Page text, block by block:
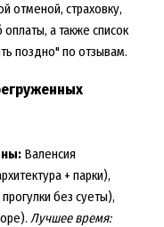
отменой, страховку,
а также список
поздно" по отзывам.
Валенсия
+ парки),
без суеты),
Лучшее время: